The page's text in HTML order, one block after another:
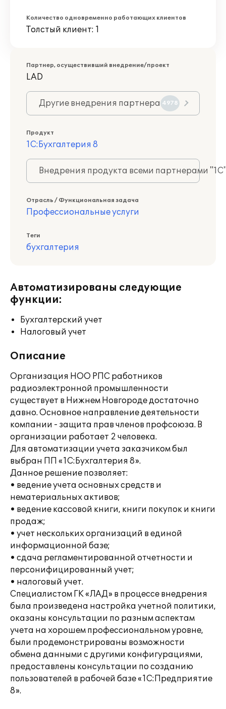
Количество одновременно работающих клиентов
Толстый клиент: 1
Партнер, осуществивший внедрение/проект
LAD
Другие внедрения партнера 4978
Продукт
1С:Бухгалтерия 8
Внедрения продукта всеми партнерами
Отрасль / Функциональная задача
Профессиональные услуги
Теги
бухгалтерия
Автоматизированы следующие
функции:
Бухгалтерский учет
Налоговый учет
Описание
Организация НОО РПС работников
радиоэлектронной промышленности
существует в Нижнем Новгороде достаточно
давно. Основное направление деятельности
компании - защита прав членов профсоюза. В
организации работает 2 человека.
Для автоматизации учета заказчиком был
выбран ПП «1С:Бухгалтерия 8».
Данное решение позволяет:
• ведение учета основных средств и
нематериальных активов;
• ведение кассовой книги, книги покупок и книги
продаж;
• учет нескольких организаций в единой
информационной базе;
• сдача регламентированной отчетности и
персонифицированный учет;
• налоговый учет.
Специалистом ГК «ЛАД» в процессе внедрения
была произведена настройка учетной политики,
оказаны консультации по разным аспектам
учета на хорошем профессиональном уровне,
были продемонстрированы возможности
обмена данными с другими конфигурациями,
предоставлены консультации по созданию
пользователей в рабочей базе «1С:Предприятие
8».